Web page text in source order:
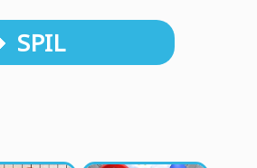
SPIL